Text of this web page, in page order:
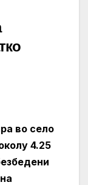
во село
4.25